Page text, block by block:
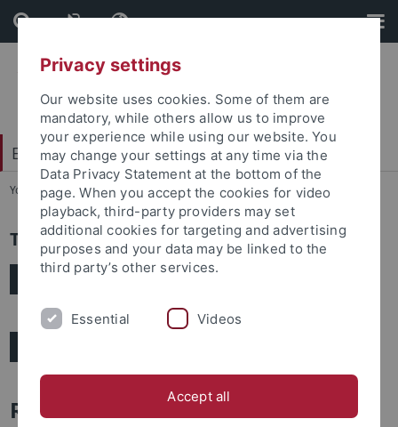
Skip
to
content
Skip
to
footer
Exzellenzcluster - HUMAN ORIGINS
You are here: Startseite ... Team
Team
Central Office
Researchers
Privacy settings
Our website uses cookies. Some of them are
mandatory, while others allow us to improve
your experience while using our website. You
may change your settings at any time via the
Data Privacy Statement at the bottom of the
page. When you accept the cookies for video
playback, third-party providers may set
additional cookies for targeting and advertising
purposes and your data may be linked to the
third party’s other services.
Essential Videos
Accept all